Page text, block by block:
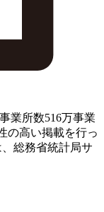
業所数516万事業
の高い掲載を行っ
総務省統計局サ